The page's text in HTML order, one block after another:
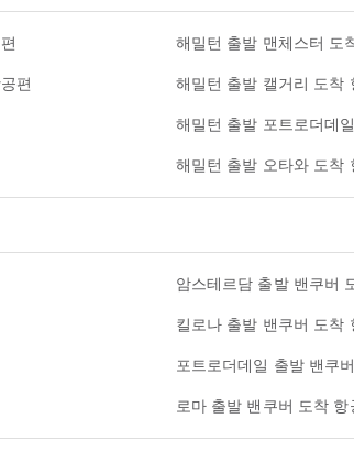
해밀턴 출발 맨체스터 도
편 해밀턴 출발 캘거리 도착
해밀턴 출발 포트로더데
해밀턴 출발 오타와 도착
암스테르담 출발 밴쿠버
킬로나 출발 밴쿠버 도착
포트로더데일 출발 밴쿠
로마 출발 밴쿠버 도착 항